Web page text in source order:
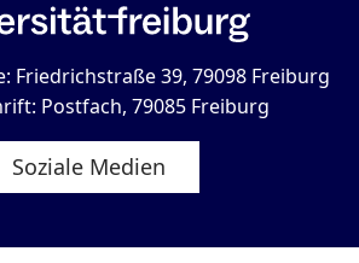
Friedrichstraße 39, 79098 Freiburg
Postfach, 79085 Freiburg
Soziale Medien